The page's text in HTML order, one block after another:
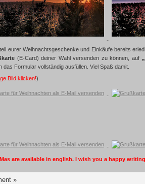
eurer Weihnachtsgeschenke und Einkäufe bereits
(E-Card) deiner Wahl versenden zu können, auf „
Formular vollständig ausfüllen. Viel Spaß damit.
Bild klicken!)
are available in english. I wish you a happy
»